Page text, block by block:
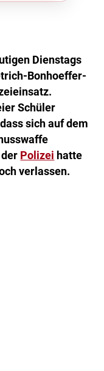
Dienstags
Bonhoeffer-
Schüler
sich auf dem
Polizei hatte
verlassen.